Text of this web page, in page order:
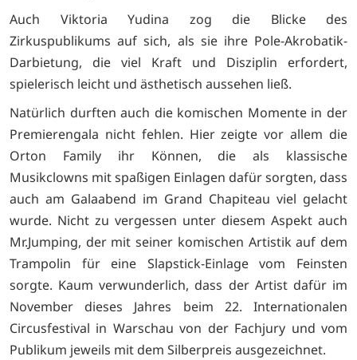
Auch Viktoria Yudina zog die Blicke des
Zirkuspublikums auf sich, als sie ihre Pole-Akrobatik-
Darbietung, die viel Kraft und Disziplin erfordert,
spielerisch leicht und ästhetisch aussehen ließ.
Natürlich durften auch die komischen Momente in der
Premierengala nicht fehlen. Hier zeigte vor allem die
Orton Family ihr Können, die als klassische
Musikclowns mit spaßigen Einlagen dafür sorgten, dass
auch am Galaabend im Grand Chapiteau viel gelacht
wurde. Nicht zu vergessen unter diesem Aspekt auch
Mr.Jumping, der mit seiner komischen Artistik auf dem
Trampolin für eine Slapstick-Einlage vom Feinsten
sorgte. Kaum verwunderlich, dass der Artist dafür im
November dieses Jahres beim 22. Internationalen
Circusfestival in Warschau von der Fachjury und vom
Publikum jeweils mit dem Silberpreis ausgezeichnet.